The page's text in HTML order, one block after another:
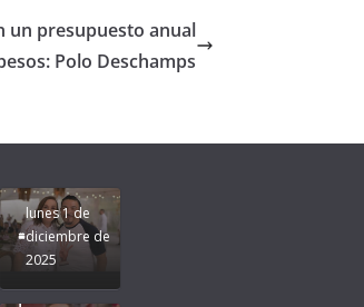
un presupuesto anual
Polo Deschamps
lunes 1 de
diciembre de
2025
Pongamos
de moda;
San
Andrés
Tuxtla
presente.